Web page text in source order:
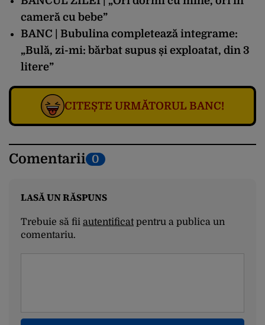
cameră cu bebe”
BANC | Bubulina completează integrame:
„Bulă, zi-mi: bărbat supus și exploatat, din 3
litere”
CITEȘTE URMĂTORUL BANC!
Comentarii 0
LASĂ UN RĂSPUNS
Trebuie să fii autentificatpentru a publica un
comentariu.